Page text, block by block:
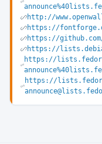
http://
https://
https://
https://
https://
https://